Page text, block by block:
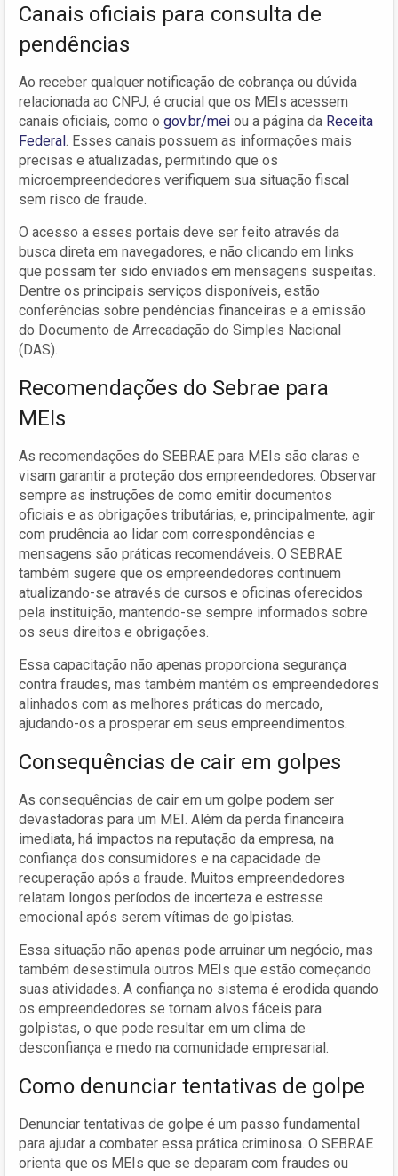
Canais oficiais para consulta de
pendências
Ao receber qualquer notificação de cobrança ou dúvida
relacionada ao CNPJ, é crucial que os MEIs acessem
canais oficiais, como o gov.br/mei ou a página da Receita
Federal. Esses canais possuem as informações mais
precisas e atualizadas, permitindo que os
microempreendedores verifiquem sua situação fiscal
sem risco de fraude.
O acesso a esses portais deve ser feito através da
busca direta em navegadores, e não clicando em links
que possam ter sido enviados em mensagens suspeitas.
Dentre os principais serviços disponíveis, estão
conferências sobre pendências financeiras e a emissão
do Documento de Arrecadação do Simples Nacional
(DAS).
Recomendações do Sebrae para
MEIs
As recomendações do SEBRAE para MEIs são claras e
visam garantir a proteção dos empreendedores. Observar
sempre as instruções de como emitir documentos
oficiais e as obrigações tributárias, e, principalmente, agir
com prudência ao lidar com correspondências e
mensagens são práticas recomendáveis. O SEBRAE
também sugere que os empreendedores continuem
atualizando-se através de cursos e oficinas oferecidos
pela instituição, mantendo-se sempre informados sobre
os seus direitos e obrigações.
Essa capacitação não apenas proporciona segurança
contra fraudes, mas também mantém os empreendedores
alinhados com as melhores práticas do mercado,
ajudando-os a prosperar em seus empreendimentos.
Consequências de cair em golpes
As consequências de cair em um golpe podem ser
devastadoras para um MEI. Além da perda financeira
imediata, há impactos na reputação da empresa, na
confiança dos consumidores e na capacidade de
recuperação após a fraude. Muitos empreendedores
relatam longos períodos de incerteza e estresse
emocional após serem vítimas de golpistas.
Essa situação não apenas pode arruinar um negócio, mas
também desestimula outros MEIs que estão começando
suas atividades. A confiança no sistema é erodida quando
os empreendedores se tornam alvos fáceis para
golpistas, o que pode resultar em um clima de
desconfiança e medo na comunidade empresarial.
Como denunciar tentativas de golpe
Denunciar tentativas de golpe é um passo fundamental
para ajudar a combater essa prática criminosa. O SEBRAE
orienta que os MEIs que se deparam com fraudes ou